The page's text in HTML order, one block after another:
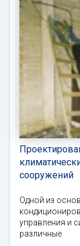
сооружений
Одной из
управления и
различные